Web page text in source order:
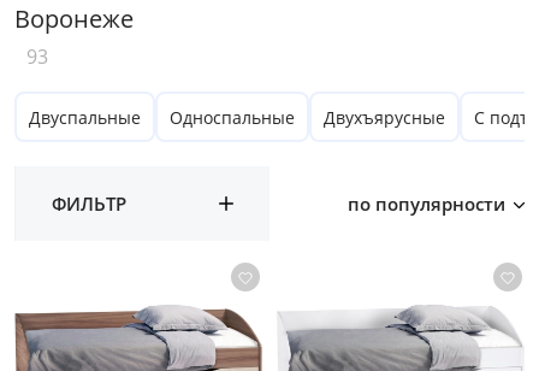
Воронеже
93
Двуспальные Односпальные Двухъярусные С
ФИЛЬТР по популярности